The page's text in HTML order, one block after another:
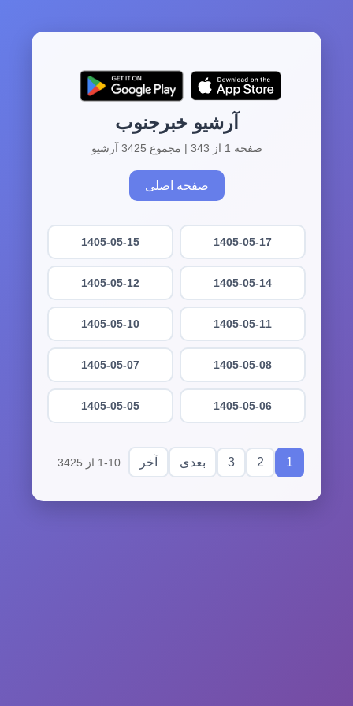
آرشیو خبرجنوب
صفحه 1 از 343 | مجموع 3425 آرشیو
صفحه اصلی
1405-05-17
1405-05-15
1405-05-14
1405-05-12
1405-05-11
1405-05-10
1405-05-08
1405-05-07
1405-05-06
1405-05-05
1
2
3 بعدی آخر 1-10 از 3425